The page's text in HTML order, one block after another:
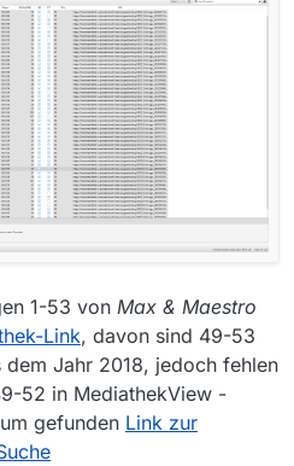
1-53 von Max & Maestro
Link, davon sind 49-53
dem Jahr 2018, jedoch fehlen
52 in MediathekView -
gefunden Link zur